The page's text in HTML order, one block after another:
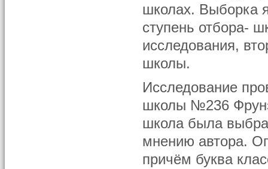
школах. Выборка
ступень отбора-
исследования,
школы.
Исследование
школы №236
школа была
мнению автора.
причём буква